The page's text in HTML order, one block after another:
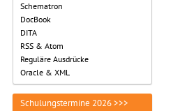
Schematron
DocBook
DITA
RSS & Atom
Reguläre Ausdrücke
Oracle & XML
Schulungstermine 2026 >>>